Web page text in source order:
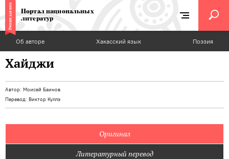
Портал национальных
литератур
Об авторе Хакасский язык Поэзия
Хайджи
Автор: Моисей Баинов
Перевод: Виктор Куллэ
Оригинал
Литературный перевод